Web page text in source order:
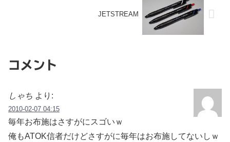
JETSTREAM
コメント
しゃち より:
2010-02-07 04:15
毎年お布施はさすがにスゴいｗ
俺もATOK信者だけどさすがに毎年はお布施してないしｗ